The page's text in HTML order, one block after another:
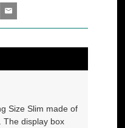
Size Slim made of
The display box